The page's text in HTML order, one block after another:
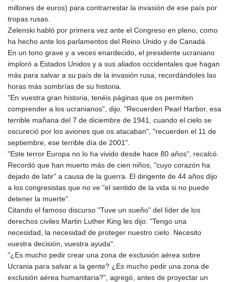
millones de euros) para contrarrestar la invasión de ese país por
tropas rusas.
Zelenski habló por primera vez ante el Congreso en pleno, como
ha hecho ante los parlamentos del Reino Unido y de Canadá.
En un tono grave y a veces enardecido, el presidente ucraniano
imploró a Estados Unidos y a sus aliados occidentales que hagan
más para salvar a su país de la invasión rusa, recordándoles las
horas más sombrías de su historia.
"En vuestra gran historia, tenéis páginas que os permiten
comprender a los ucranianos", dijo. "Recuerden Pearl Harbor, esa
terrible mañana del 7 de diciembre de 1941, cuando el cielo se
oscureció por los aviones que os atacaban", "recuerden el 11 de
septiembre, ese terrible día de 2001".
"Este terror Europa no lo ha vivido desde hace 80 años", recalcó.
Recordó que han muerto más de cien niños, "cuyo corazón ha
dejado de latir" a causa de la guerra. El dirigente de 44 años dijo
a los congresistas que no ve "el sentido de la vida si no puede
detener la muerte".
Citando el famoso discurso "Tuve un sueño" del líder de los
derechos civiles Martin Luther King les dijo: "Tengo una
necesidad, la necesidad de proteger nuestro cielo. Necesito
vuestra decisión, vuestra ayuda".
"¿Es mucho pedir crear una zona de exclusión aérea sobre
Ucrania para salvar a la gente? ¿Es mucho pedir una zona de
exclusión aérea humanitaria?", agregó, antes de proyectar un